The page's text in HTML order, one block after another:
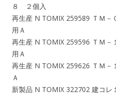
８ ２個入
再生産 N TOMIX 259589 ＴＭ
用Ａ
再生産 N TOMIX 259596 ＴＭ
用Ａ
再生産 N TOMIX 259626 ＴＭ
Ａ
新製品 N TOMIX 322702 建コ